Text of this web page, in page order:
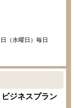
（水曜日）毎日
ビジネスプラン